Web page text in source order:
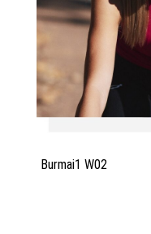
Burmai1 W02